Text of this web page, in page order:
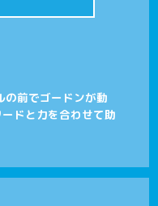
の前でゴードンが動
ドと力を合わせて助